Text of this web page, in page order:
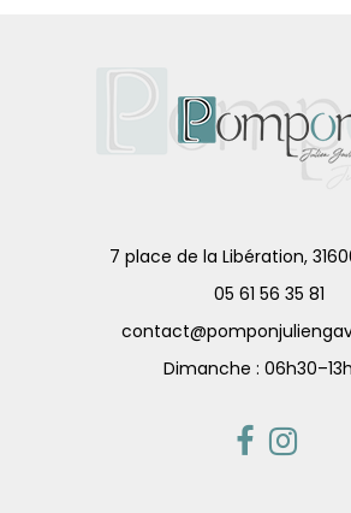
7 place de la Libération,
05 61 56 35 81
Dimanche :